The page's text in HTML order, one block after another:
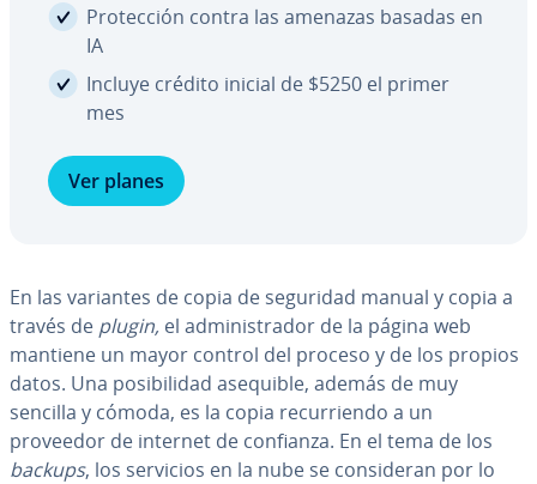
Pro­te­c­ción contra las amenazas basadas en
IA
Incluye crédito inicial de $5250 el primer
mes
Ver planes
En las variantes de copia de seguridad manual y copia a
través de plugin, el ad­mi­ni­s­tra­dor de la página web
mantiene un mayor control del proceso y de los propios
datos. Una po­si­bi­li­dad asequible, además de muy
sencilla y cómoda, es la copia re­cu­rrie­n­do a un
proveedor de internet de confianza. En el tema de los
backups, los servicios en la nube se co­n­si­de­ran por lo